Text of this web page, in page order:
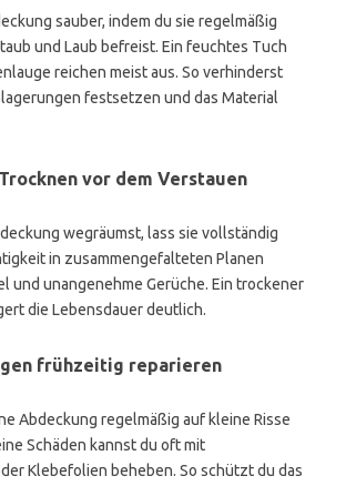
sauber, indem du sie regelmäßig
und Laub befreist. Ein feuchtes Tuch
reichen meist aus. So verhinderst
festsetzen und das Material
vor dem Verstauen
wegräumst, lass sie vollständig
in zusammengefalteten Planen
und unangenehme Gerüche. Ein trockener
die Lebensdauer deutlich.
frühzeitig reparieren
Abdeckung regelmäßig auf kleine Risse
Schäden kannst du oft mit
Klebefolien beheben. So schützt du das